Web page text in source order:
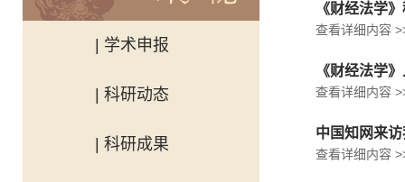
| 学术申报
| 科研动态
| 科研成果
《财经法学
查看详细内容
《财经法学
查看详细内容
中国知网来
查看详细内容